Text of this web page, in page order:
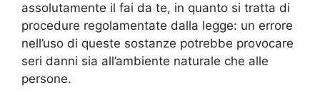
assolutamente il fai da te, in quanto si tratta di
procedure regolamentate dalla legge: un errore
nell’uso di queste sostanze potrebbe provocare
seri danni sia all’ambiente naturale che alle
persone.